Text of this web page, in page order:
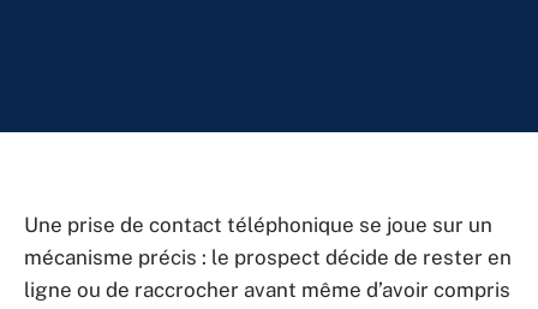
Une prise de contact téléphonique se joue sur un
mécanisme précis : le prospect décide de rester en
ligne ou de raccrocher avant même d’avoir compris